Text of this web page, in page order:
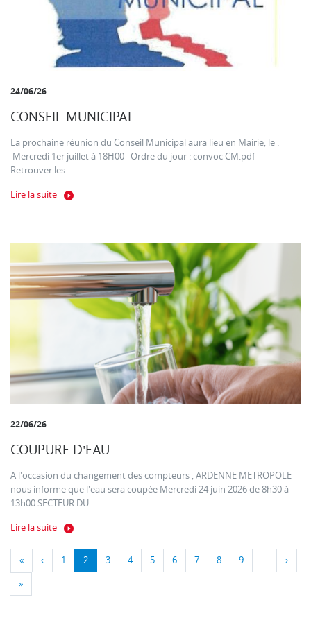
24/06/26
CONSEIL MUNICIPAL
La prochaine réunion du Conseil Municipal aura lieu en Mairie, le :
Mercredi 1er juillet à 18H00 Ordre du jour : convoc CM.pdf
Retrouver les...
Lire la suite
22/06/26
COUPURE D'EAU
A l'occasion du changement des compteurs , ARDENNE METROPOLE
nous informe que l'eau sera coupée Mercredi 24 juin 2026 de 8h30 à
13h00 SECTEUR DU...
Lire la suite
« ‹ 1 2 3 4 5 6 7 8 9 … ›
»